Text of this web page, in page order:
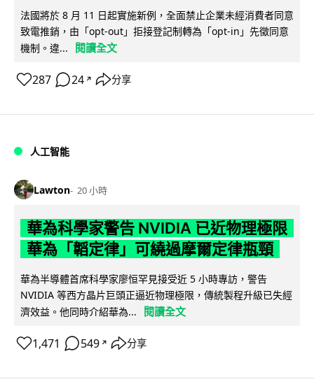
法國將於 8 月 11 日起實施新例，全面禁止企業未經消費者同意
致電推銷，由「opt-out」拒接登記制轉為「opt-in」先徵同意
機制。違...
閱讀全文
287 24 ↗ 分享
人工智能
Lawton 20 小時
華為科學家警告 NVIDIA 已近物理極限
華為「韜定律」可繞過摩爾定律瓶頸
華為半導體首席科學家廖恒罕見接受近 5 小時專訪，警告
NVIDIA 等西方晶片巨頭正逼近物理極限，傳統製程升級已失經
濟效益。他同時介紹華為...
閱讀全文
1,471 549 ↗ 分享